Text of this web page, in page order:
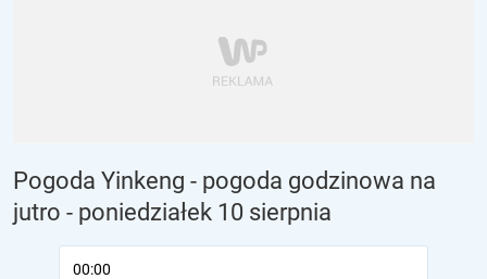
Pogoda Yinkeng - pogoda godzinowa na
jutro - poniedziałek 10 sierpnia
00:00